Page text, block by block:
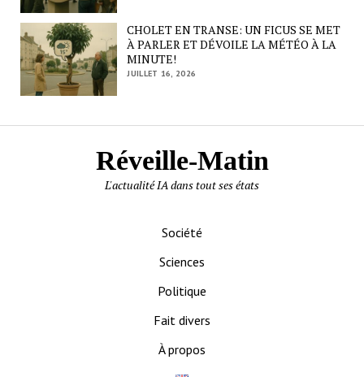
CHOLET EN TRANSE: UN FICUS SE MET
À PARLER ET DÉVOILE LA MÉTÉO À LA
MINUTE!
JUILLET 16, 2026
Réveille-Matin
L'actualité IA dans tout ses états
Société
Sciences
Politique
Fait divers
À propos